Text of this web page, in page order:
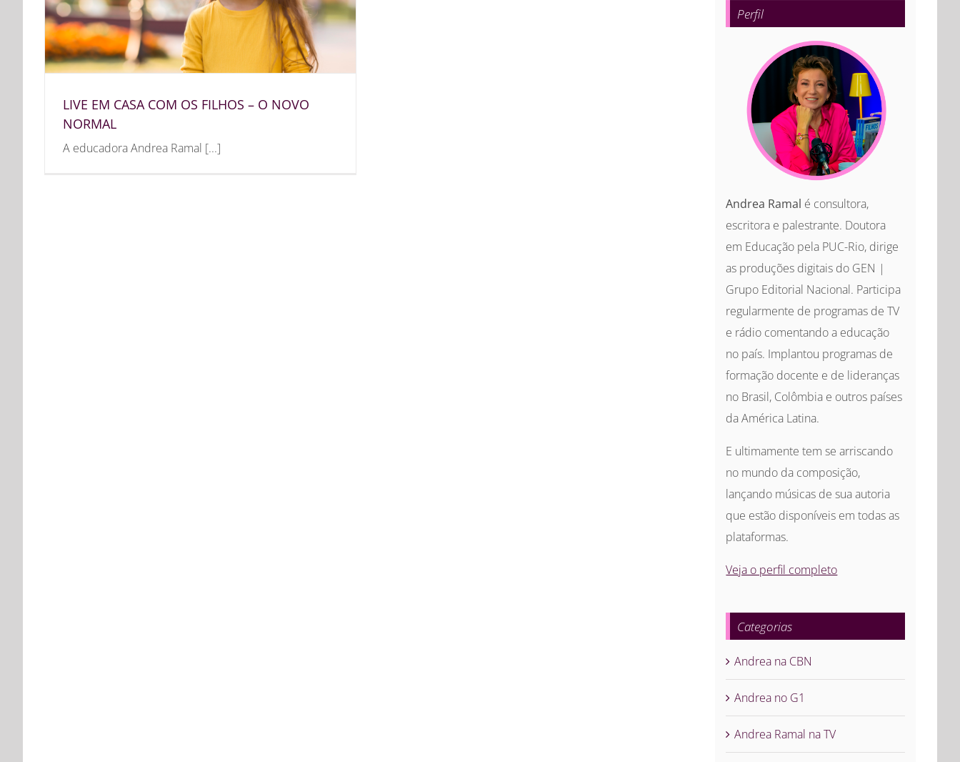
LIVE EM CASA COM OS FILHOS – O NOVO
NORMAL
A educadora Andrea Ramal [...]
Perfil
Andrea Ramal é consultora,
escritora e palestrante. Doutora
em Educação pela PUC-Rio, dirige
as produções digitais do GEN |
Grupo Editorial Nacional. Participa
regularmente de programas de TV
e rádio comentando a educação
no país. Implantou programas de
formação docente e de lideranças
no Brasil, Colômbia e outros países
da América Latina.
E ultimamente tem se arriscando
no mundo da composição,
lançando músicas de sua autoria
que estão disponíveis em todas as
plataformas.
Veja o perfil completo
Categorias
Andrea na CBN
Andrea no G1
Andrea Ramal na TV